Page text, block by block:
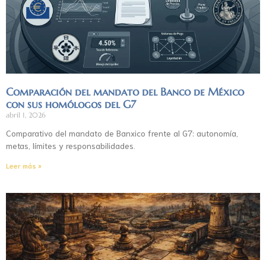
Comparación del mandato del Banco de México
con sus homólogos del G7
abril 1, 2026
Comparativo del mandato de Banxico frente al G7: autonomía,
metas, límites y responsabilidades.
Leer más »